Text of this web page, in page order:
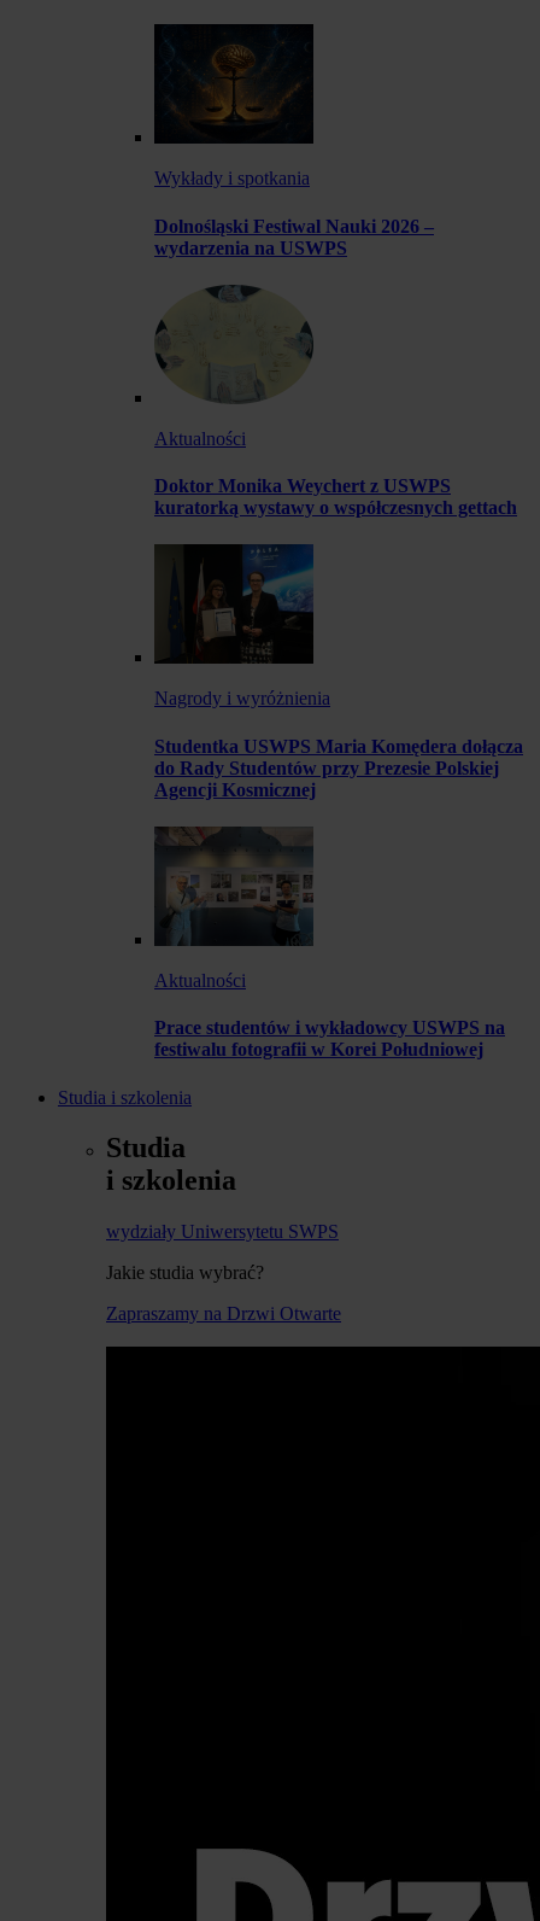
Wykłady i spotkania
Dolnośląski Festiwal Nauki 2026 –
wydarzenia na USWPS
Aktualności
Doktor Monika Weychert z USWPS
kuratorką wystawy o współczesnych gettach
Nagrody i wyróżnienia
Studentka USWPS Maria Komędera dołącza
do Rady Studentów przy Prezesie Polskiej
Agencji Kosmicznej
Aktualności
Prace studentów i wykładowcy USWPS na
festiwalu fotografii w Korei Południowej
Studia i szkolenia
Studia
i szkolenia
wydziały Uniwersytetu SWPS
Jakie studia wybrać?
Zapraszamy na Drzwi Otwarte